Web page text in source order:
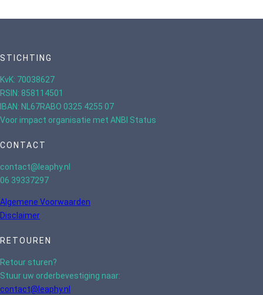
STICHTING
KvK: 70038627
RSIN: 858114501
IBAN: NL67RABO 0325 4255 07
Voor impact organisatie met ANBI Status
CONTACT
contact@leaphy.nl
06 39337297
Algemene Voorwaarden
Disclaimer
RETOUREN
Retour sturen?
Stuur uw orderbevestiging naar:
contact@leaphy.nl